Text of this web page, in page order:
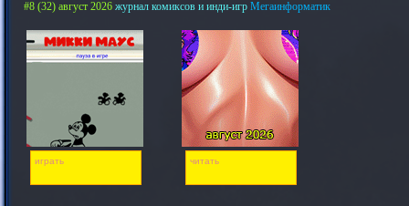
#8 (32) август 2026 журнал комиксов и инди-игр Мегаинформатик
играть читать